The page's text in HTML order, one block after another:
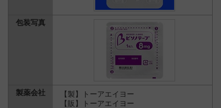
【製】トーアエイヨー
【販】トーアエイヨー